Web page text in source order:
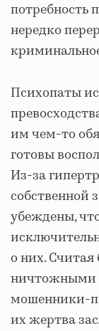
потребность
нередко
Психопаты
им чем-то
готовы
Из-за
собственной
убеждены,
о них.
ничтожными
мошенники-
их жертва